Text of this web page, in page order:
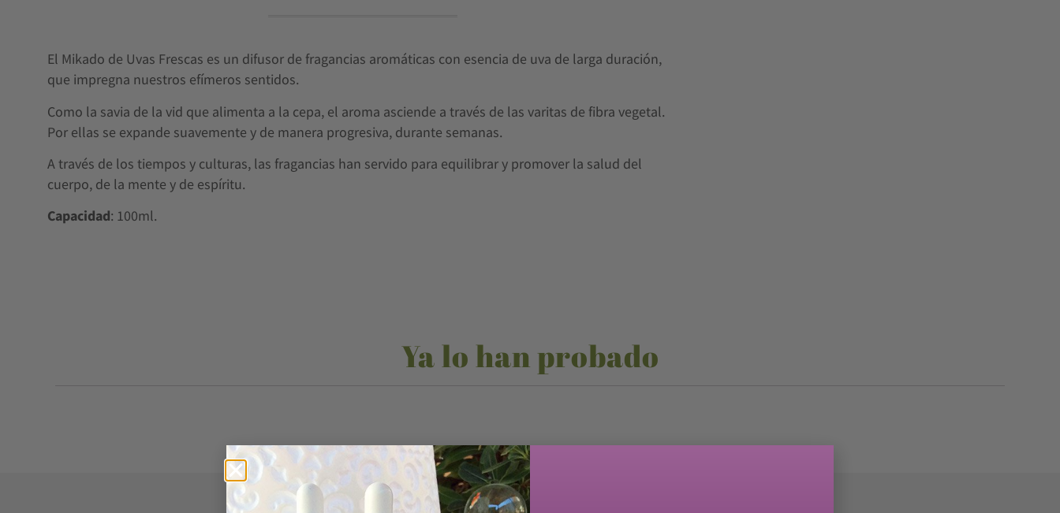
El Mikado de Uvas Frescas es un difusor de fragancias aromáticas con esencia de uva de larga duración,
que impregna nuestros efímeros sentidos.
Como la savia de la vid que alimenta a la cepa, el aroma asciende a través de las varitas de fibra vegetal.
Por ellas se expande suavemente y de manera progresiva, durante semanas.
A través de los tiempos y culturas, las fragancias han servido para equilibrar y promover la salud del
cuerpo, de la mente y de espíritu.
Capacidad: 100ml.
Ya lo han probado